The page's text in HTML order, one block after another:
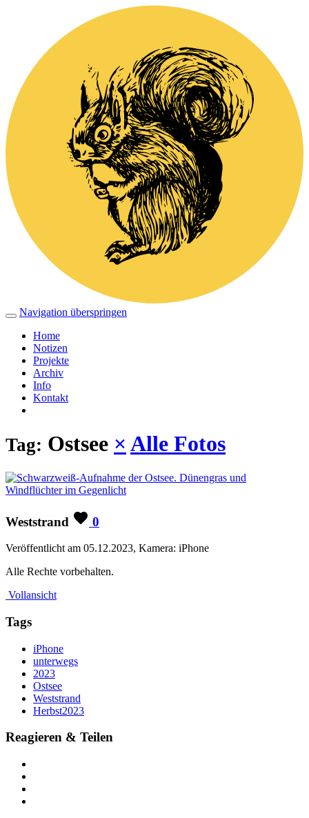
Navigation überspringen
Home
Notizen
Projekte
Archiv
Info
Kontakt
Tag: Ostsee × Alle Fotos
Weststrand 0
Veröffentlicht am 05.12.2023, Kamera: iPhone
Alle Rechte vorbehalten.
Vollansicht
Tags
iPhone
unterwegs
2023
Ostsee
Weststrand
Herbst2023
Reagieren & Teilen